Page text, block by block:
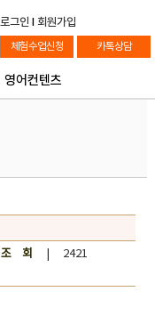
로그인 l 회원가입
체험수업신청 카톡상담
영어컨텐츠
조 회
| 2421